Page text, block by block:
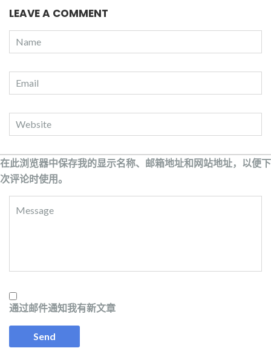
LEAVE A COMMENT
在此浏览器中保存我的显示名称、邮箱地址和网站地址，以便下
次评论时使用。
通过邮件通知我有新文章